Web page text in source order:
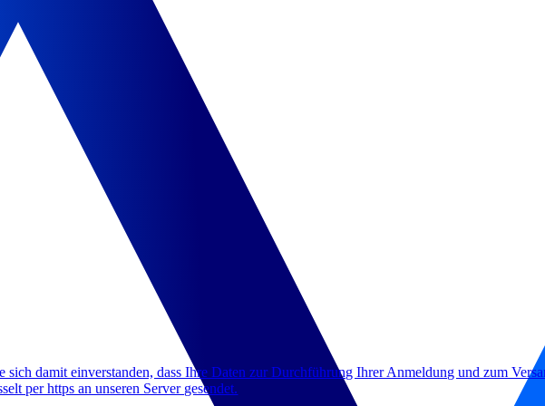
damit einverstanden, dass Ihre Daten zur Durchführung Ihrer Anmeldung und zum
per https an unseren Server gesendet.